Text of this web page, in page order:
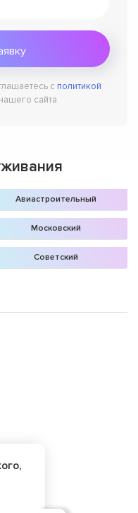
с политикой
нашего сайта
Авиастроительный
Московский
Советский